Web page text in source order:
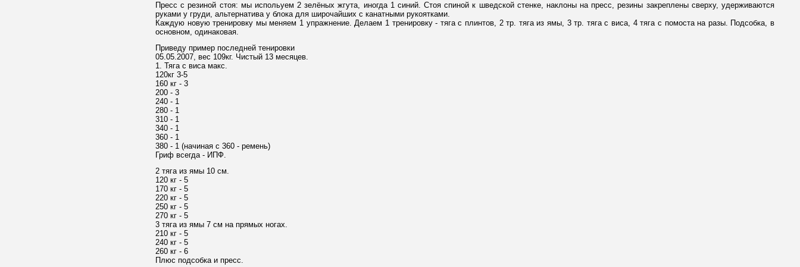
Пресс с резиной стоя: мы испольуем 2 зелёных жгута, иногда 1 синий. Стоя спиной к шведской стенке, наклоны на пресс, резины закреплены сверху, удерживаются
руками у груди, альтернатива у блока для широчайших с канатными рукоятками.
Каждую новую тренировку мы меняем 1 упражнение. Делаем 1 тренировку - тяга с плинтов, 2 тр. тяга из ямы, 3 тр. тяга с виса, 4 тяга с помоста на разы. Подсобка, в
основном, одинаковая.
Приведу пример последней тенировки
05.05.2007, вес 109кг. Чистый 13 месяцев.
1. Тяга с виса макс.
120кг 3-5
160 кг - 3
200 - 3
240 - 1
280 - 1
310 - 1
340 - 1
360 - 1
380 - 1 (начиная с 360 - ремень)
Гриф всегда - ИПФ.
2 тяга из ямы 10 см.
120 кг - 5
170 кг - 5
220 кг - 5
250 кг - 5
270 кг - 5
3 тяга из ямы 7 см на прямых ногах.
210 кг - 5
240 кг - 5
260 кг - 6
Плюс подсобка и пресс.